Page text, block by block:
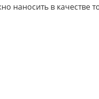
наносить в качестве